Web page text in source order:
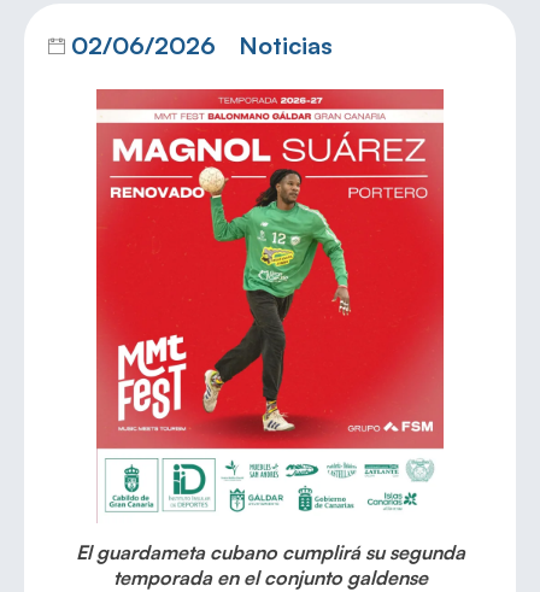
02/06/2026 Noticias
El guardameta cubano cumplirá su segunda
temporada en el conjunto galdense